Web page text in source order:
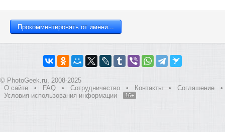
© PhotoGeek.ru, 2008-2025
О сайте
• FAQ • Сотрудничество • Контакты • Соглашение
•
Условия использования информации
16+